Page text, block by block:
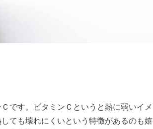
です。ビタミンＣというと熱に弱いイメ
ても壊れにくいという特徴があるのも嬉